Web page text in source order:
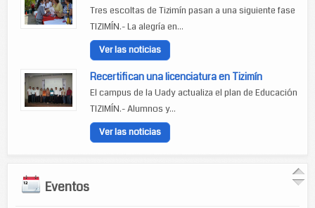
Tres escoltas de Tizimín pasan a una siguiente fase
TIZIMÍN.- La alegría en...
Ver las noticias
Recertifican una licenciatura en Tizimín
El campus de la Uady actualiza el plan de Educación
TIZIMÍN.- Alumnos y...
Ver las noticias
Eventos